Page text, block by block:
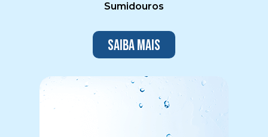
Sumidouros
Saiba mais